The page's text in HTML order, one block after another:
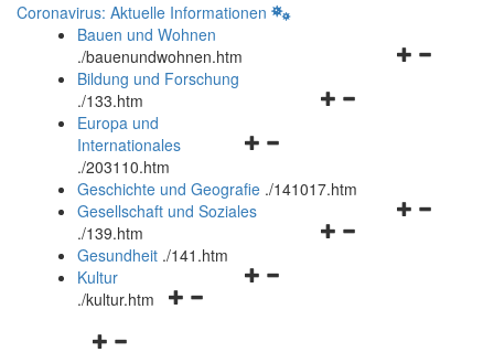
Coronavirus: Aktuelle Informationen
Bauen und Wohnen
./bauenundwohnen.htm
Navigationsmenü
Bildung und Forschung
./133.htm
Navigationsmenü
und
schließen
Europa und
Internationales
./203110.htm
Geschichte und Geografie ./141017.htm
Navigationsmenü
Gesellschaft und Soziales
./139.htm
Navigationsmenü
Gesundheit ./141.htm
Navigationsmenü
Kultur
./kultur.htm
Navigationsmenü